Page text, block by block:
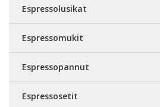
Espressolusikat
Espressomukit
Espressopannut
Espressosetit